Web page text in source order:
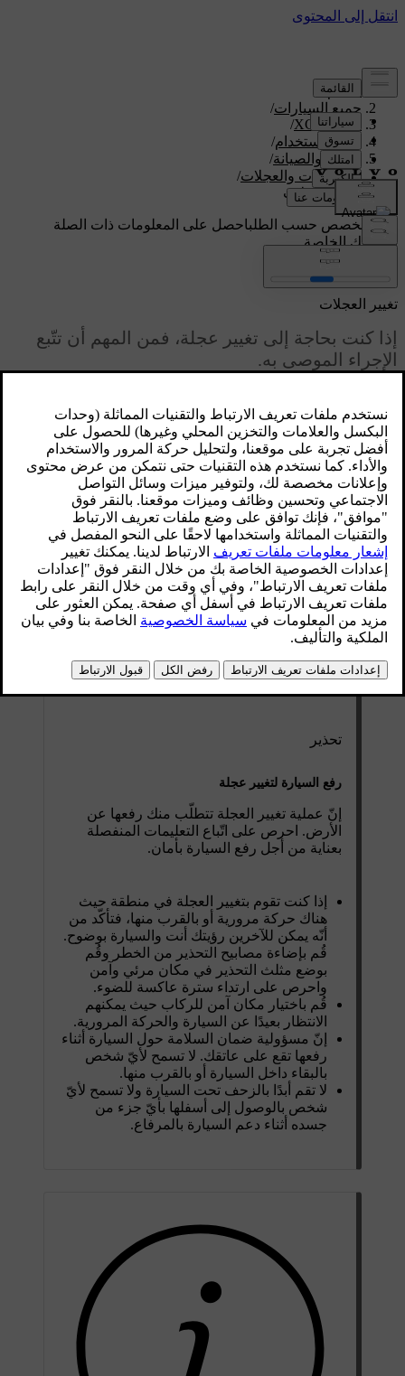
الدعم/
جميع السيارات/
XC60 2026
/
دليل الاستخدام/
العناية والصيانة/
الإطارات والعجلات/
تغيير العجلات
دعم مخصص حسب الطلباحصل على المعلومات ذات الصلة
بسيارتك الخاصة.
تسجيل الدخول
تغيير العجلات
إذا كنت بحاجة إلى تغيير عجلة، فمن المهم أن تتّبع
الإجراء الموصى به.
تحذير
رفع السيارة لتغيير عجلة
إنّ عملية تغيير العجلة تتطلّب منك رفعها عن
الأرض. احرص على اتّباع التعليمات المنفصلة
بعناية من أجل رفع السيارة بأمان.
إذا كنت تقوم بتغيير العجلة في منطقة حيث
هناك حركة مرورية أو بالقرب منها، فتأكّد من
أنّه يمكن للآخرين رؤيتك أنت والسيارة بوضوح.
قُم بإضاءة مصابيح التحذير من الخطر وقُم
بوضع مثلث التحذير في مكان مرئي وآمن
واحرص على ارتداء سترة عاكسة للضوء.
قُم باختيار مكان آمن للركاب حيث يمكنهم
الانتظار بعيدًا عن السيارة والحركة المرورية.
إنّ مسؤولية ضمان السلامة حول السيارة أثناء
رفعها تقع على عاتقك. لا تسمح لأيّ شخص
بالبقاء داخل السيارة أو بالقرب منها.
لا تقم أبدًا بالزحف تحت السيارة ولا تسمح لأيّ
شخص بالوصول إلى أسفلها بأيّ جزء من
جسده أثناء دعم السيارة بالمرفاع.